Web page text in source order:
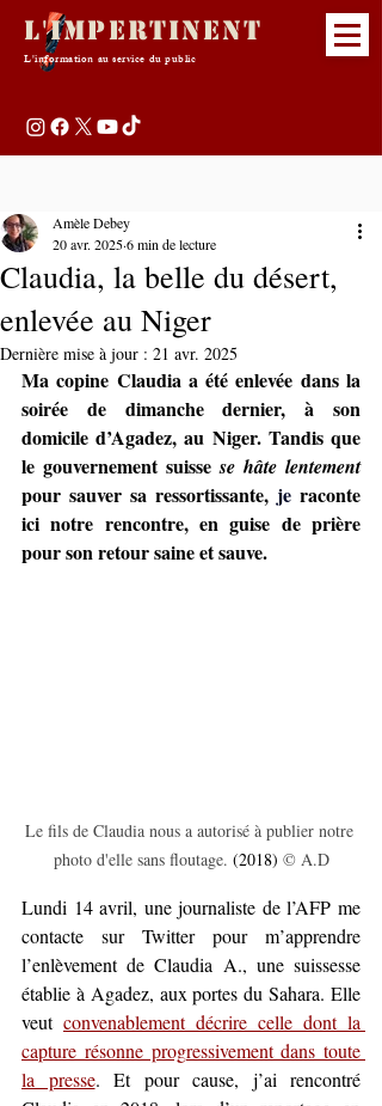
L'Impertinent
L'information au service du public
Claudia, la belle du désert,
enlevée au Niger
Amèle Debey
20 avr. 20256 min de lecture
Dernière mise à jour : 21 avr. 2025
Ma copine Claudia a été enlevée dans la
soirée de dimanche dernier, à son
domicile d’Agadez, au Niger. Tandis que
le gouvernement suisse se hâte lentement
pour sauver sa ressortissante, je raconte
ici notre rencontre, en guise de prière
pour son retour saine et sauve.
Le fils de Claudia nous a autorisé à publier notre
photo d'elle sans floutage. (2018) © A.D
Lundi 14 avril, une journaliste de l’AFP me
contacte sur Twitter pour m’apprendre
l’enlèvement de Claudia A., une suissesse
établie à Agadez, aux portes du Sahara. Elle
veut convenablement décrire celle dont la
capture résonne progressivement dans toute
la presse. Et pour cause, j’ai rencontré